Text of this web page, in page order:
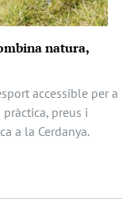
natura,
accessible per a
preus i
a la Cerdanya.